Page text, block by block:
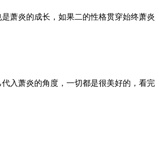
萧炎的成长，如果二的性格贯穿始终萧炎
入萧炎的角度，一切都是很美好的，看完